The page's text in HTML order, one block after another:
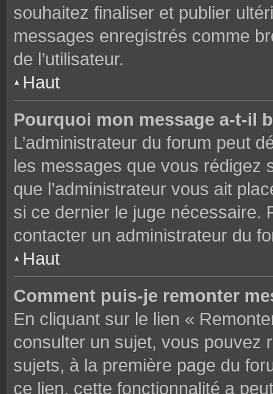
souhaitez finaliser et publier
messages enregistrés comme
de l’utilisateur.
Haut
Pourquoi mon message a-t-il
L’administrateur du forum peut
les messages que vous rédigez
que l’administrateur vous ait
si ce dernier le juge nécessaire.
contacter un administrateur du
Haut
Comment puis-je remonter
En cliquant sur le lien «
consulter un sujet, vous pouvez
sujets, à la première page du
ce lien, cette fonctionnalité a